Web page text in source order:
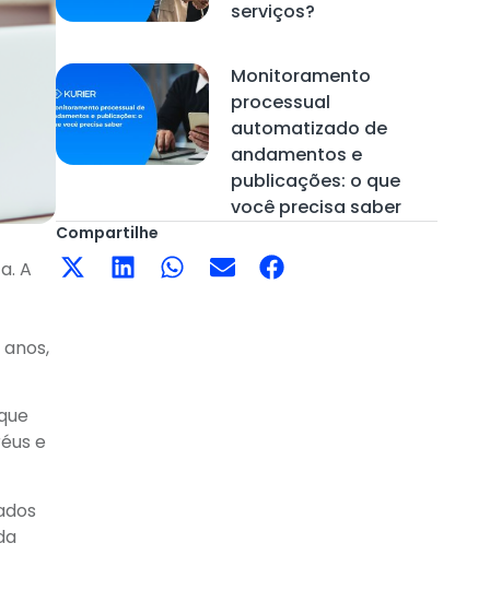
A
e
serviços?
Monitoramento
processual
automatizado de
andamentos e
publicações: o que
você precisa saber
Compartilhe